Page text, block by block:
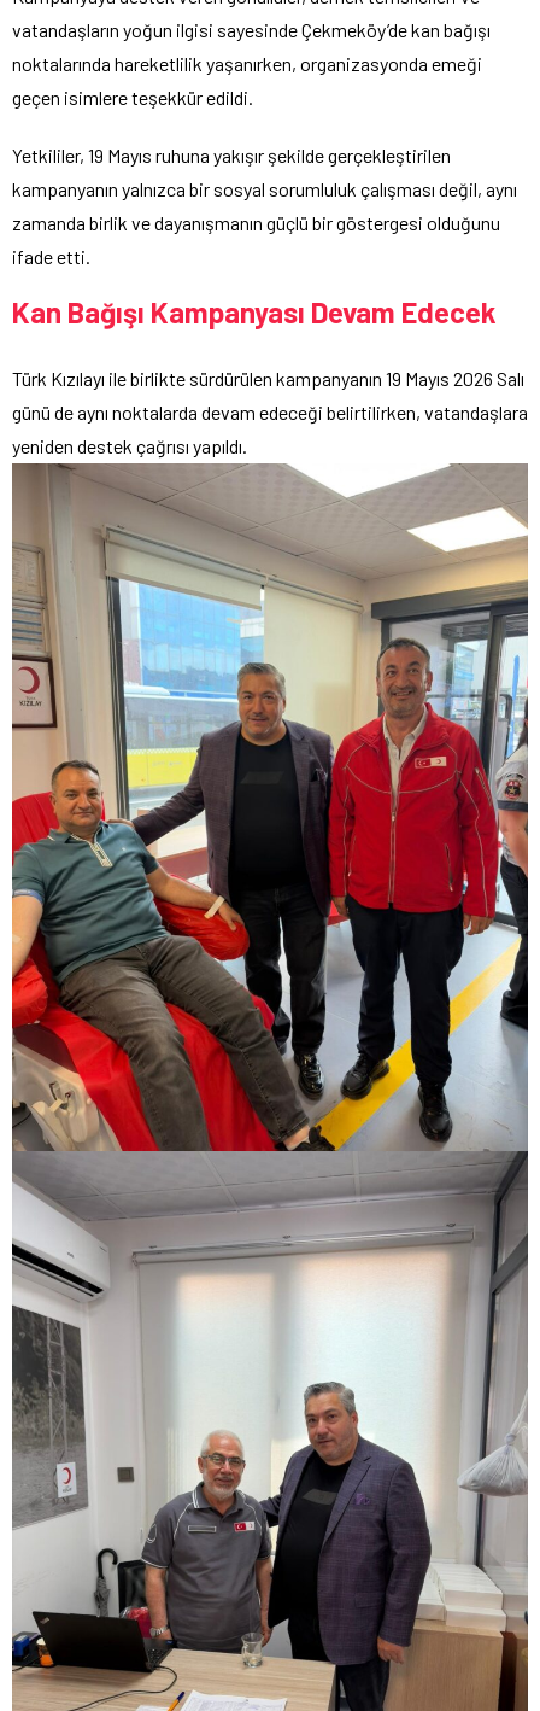
vatandaşların yoğun ilgisi sayesinde Çekmeköy’de kan bağışı
noktalarında hareketlilik yaşanırken, organizasyonda emeği
geçen isimlere teşekkür edildi.
Yetkililer, 19 Mayıs ruhuna yakışır şekilde gerçekleştirilen
kampanyanın yalnızca bir sosyal sorumluluk çalışması değil, aynı
zamanda birlik ve dayanışmanın güçlü bir göstergesi olduğunu
ifade etti.
Kan Bağışı Kampanyası Devam Edecek
Türk Kızılayı ile birlikte sürdürülen kampanyanın 19 Mayıs 2026 Salı
günü de aynı noktalarda devam edeceği belirtilirken, vatandaşlara
yeniden destek çağrısı yapıldı.